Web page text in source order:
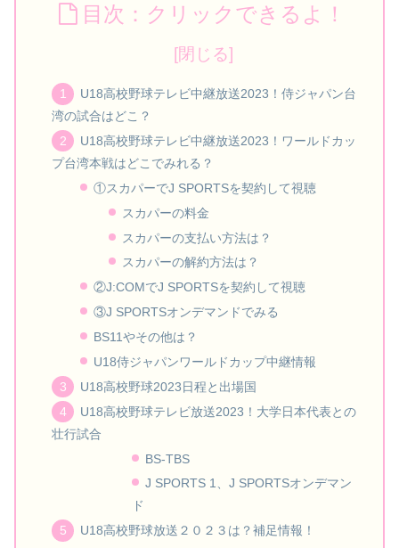
目次：クリックできるよ！
U18高校野球テレビ中継放送2023！侍ジャパン台
湾の試合はどこ？
U18高校野球テレビ中継放送2023！ワールドカッ
プ台湾本戦はどこでみれる？
①スカパーでJ SPORTSを契約して視聴
スカパーの料金
スカパーの支払い方法は？
スカパーの解約方法は？
②J:COMでJ SPORTSを契約して視聴
③J SPORTSオンデマンドでみる
BS11やその他は？
U18侍ジャパンワールドカップ中継情報
U18高校野球2023日程と出場国
U18高校野球テレビ放送2023！大学日本代表との
壮行試合
BS-TBS
J SPORTS 1、J SPORTSオンデマン
ド
U18高校野球放送２０２３は？補足情報！